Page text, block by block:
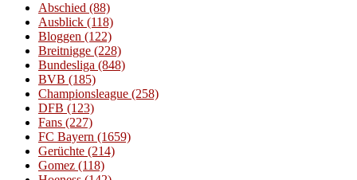
Abschied (88)
Ausblick (118)
Bloggen (122)
Breitnigge (228)
Bundesliga (848)
BVB (185)
Championsleague (258)
DFB (123)
Fans (227)
FC Bayern (1659)
Gerüchte (214)
Gomez (118)